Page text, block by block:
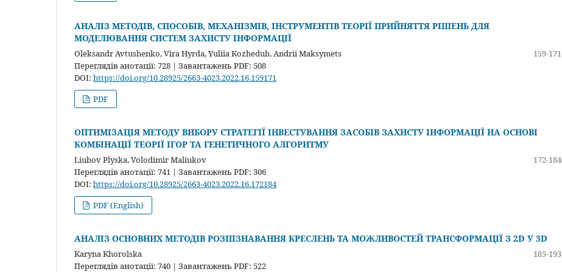
АНАЛІЗ МЕТОДІВ, СПОСОБІВ, МЕХАНІЗМІВ, ІНСТРУМЕНТІВ ТЕОРІЇ ПРИЙНЯТТЯ РІШЕНЬ ДЛЯ
МОДЕЛЮВАННЯ СИСТЕМ ЗАХИСТУ ІНФОРМАЦІЇ
Oleksandr Avtushenko, Vira Hyrda, Yuliia Kozhedub, Andrii Maksymets
159-171
Переглядів анотації: 728 | Завантажень PDF: 508
DOI: https://doi.org/10.28925/2663-4023.2022.16.159171
PDF
ОПТИМІЗАЦІЯ МЕТОДУ ВИБОРУ СТРАТЕГІЇ ІНВЕСТУВАННЯ ЗАСОБІВ ЗАХИСТУ ІНФОРМАЦІЇ НА ОСНОВІ
КОМБІНАЦІЇ ТЕОРІЇ ІГОР ТА ГЕНЕТИЧНОГО АЛГОРИТМУ
Liubov Plyska, Volodimir Maliukov
172-184
Переглядів анотації: 741 | Завантажень PDF: 306
DOI: https://doi.org/10.28925/2663-4023.2022.16.172184
PDF (English)
АНАЛІЗ ОСНОВНИХ МЕТОДІВ РОЗПІЗНАВАННЯ КРЕСЛЕНЬ ТА МОЖЛИВОСТЕЙ ТРАНСФОРМАЦІЇ З 2D У 3D
Karyna Khorolska
185-193
Переглядів анотації: 740 | Завантажень PDF: 522